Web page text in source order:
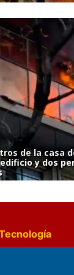
de la casa
y dos